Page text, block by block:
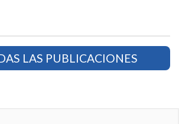
LAS PUBLICACIONES